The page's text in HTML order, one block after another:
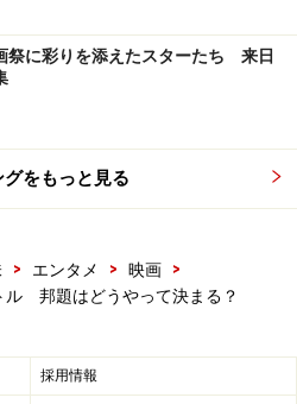
スペシャルプライス版 [DVD]
祭に彩りを添えたスターたち 来日
グをもっと見る
> エンタメ > 映画
>
ル 邦題はどうやって決まる？
採用情報